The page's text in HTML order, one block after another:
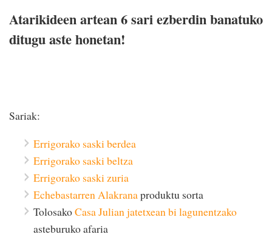
Atarikideen artean 6 sari ezberdin banatuko
ditugu aste honetan!
Sariak:
Errigorako saski berdea
Errigorako saski beltza
Errigorako saski zuria
Echebastarren Alakranaproduktu sorta
TolosakoCasa Julian jatetxean bilagunentzako
asteburuko afaria